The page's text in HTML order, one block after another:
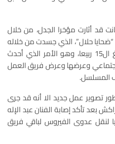
قد أثارت مؤخرا الجدل، من خلال
حلال”، الذي جسدت من خلاله
دور سيدة راشدة تتزوج بطفل يبلغ ال15 ربيعا، وهو الأمر الذي أحدث
وعرضها وعرض فريق العمل
المسلسل.
تصوير عمل جديد الا أنه قد جرى
بعد تأكد إصابة الفنان عبد الإله
لنقل عدوى الفيروس لباقي فريق